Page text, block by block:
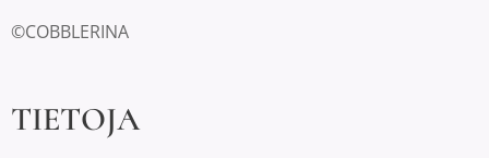
©COBBLERINA
TIETOJA